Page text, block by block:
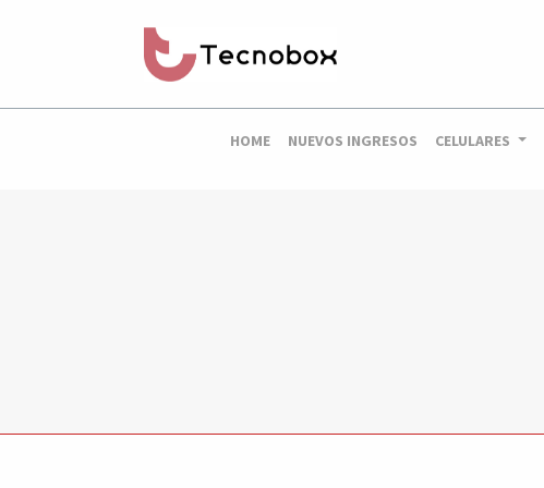
HOME NUEVOS INGRESOS CELULARES